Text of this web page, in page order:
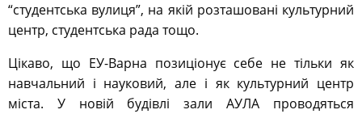
“студентська вулиця”, на якій розташовані культурний
центр, студентська рада тощо.
Цікаво, що ЕУ-Варна позиціонує себе не тільки як
навчальний і науковий, але і як культурний центр
міста. У новій будівлі зали АУЛА проводяться